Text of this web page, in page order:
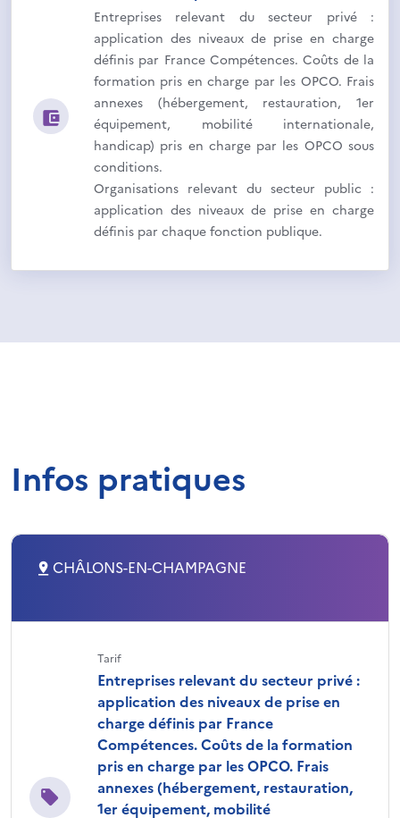
Entreprises relevant du secteur privé :
application des niveaux de prise en charge
définis par France Compétences. Coûts de la
formation pris en charge par les OPCO. Frais
annexes (hébergement, restauration, 1er
équipement, mobilité internationale,
handicap) pris en charge par les OPCO sous
conditions.
Organisations relevant du secteur public :
application des niveaux de prise en charge
définis par chaque fonction publique.
Infos pratiques
CHÂLONS-EN-CHAMPAGNE
Tarif
Entreprises relevant du secteur privé :
application des niveaux de prise en
charge définis par France
Compétences. Coûts de la formation
pris en charge par les OPCO. Frais
annexes (hébergement, restauration,
1er équipement, mobilité